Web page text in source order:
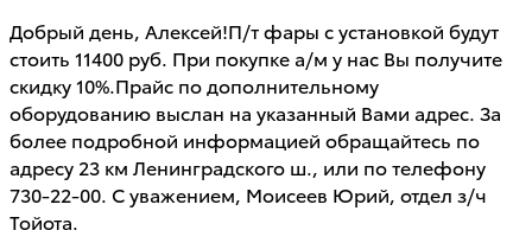
Добрый день, Алексей!П/т фары с установкой будут
стоить 11400 руб. При покупке а/м у нас Вы получите
скидку 10%.Прайс по дополнительному
оборудованию выслан на указанный Вами адрес. За
более подробной информацией обращайтесь по
адресу 23 км Ленинградского ш., или по телефону
730-22-00. С уважением, Моисеев Юрий, отдел з/ч
Тойота.